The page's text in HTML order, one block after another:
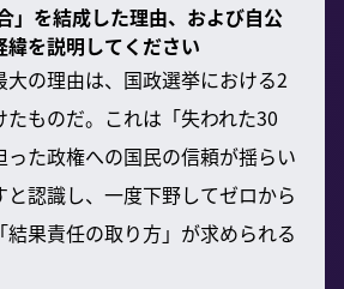
」を結成した理由、および自公
を説明してください
大の理由は、国政選挙における2
ものだ。これは「失われた30
た政権への国民の信頼が揺らい
認識し、一度下野してゼロから
果責任の取り方」が求められる